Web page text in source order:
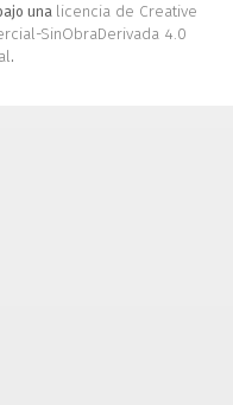
una licencia de Creative
SinObraDerivada 4.0
.